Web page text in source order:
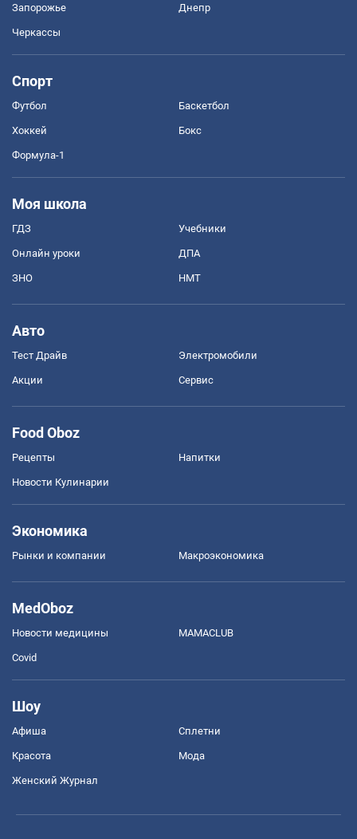
Запорожье Днепр
Черкассы
Спорт
Футбол Баскетбол
Хоккей Бокс
Формула-1
Моя школа
ГДЗ Учебники
Онлайн уроки ДПА
ЗНО НМТ
Авто
Тест Драйв Электромобили
Акции Сервис
Food Oboz
Рецепты Напитки
Новости Кулинарии
Экономика
Рынки и компании Mакроэкономика
MedOboz
Новости медицины MAMACLUB
Covid
Шоу
Афиша Сплетни
Красота Мода
Женский Журнал